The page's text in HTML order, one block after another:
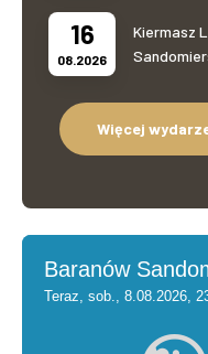
16
08.2026
Kiermasz
Więcej